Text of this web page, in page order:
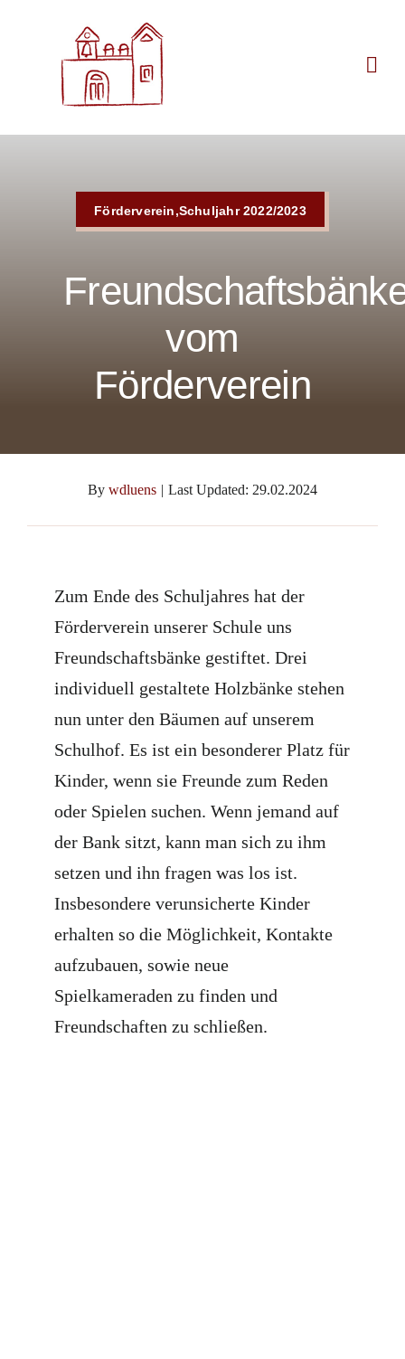
springen
Förderverein,Schuljahr 2022/2023
vom
Förderverein
By wdluens | Last Updated: 29.02.2024
Zum Ende des Schuljahres hat der
Förderverein unserer Schule uns
Freundschaftsbänke gestiftet. Drei
individuell gestaltete Holzbänke stehen
nun unter den Bäumen auf unserem
Schulhof. Es ist ein besonderer Platz für
Kinder, wenn sie Freunde zum Reden
oder Spielen suchen. Wenn jemand auf
der Bank sitzt, kann man sich zu ihm
setzen und ihn fragen was los ist.
Insbesondere verunsicherte Kinder
erhalten so die Möglichkeit, Kontakte
aufzubauen, sowie neue
Spielkameraden zu finden und
Freundschaften zu schließen.